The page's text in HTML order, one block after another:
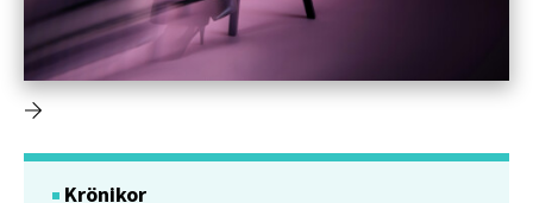
Krönikor